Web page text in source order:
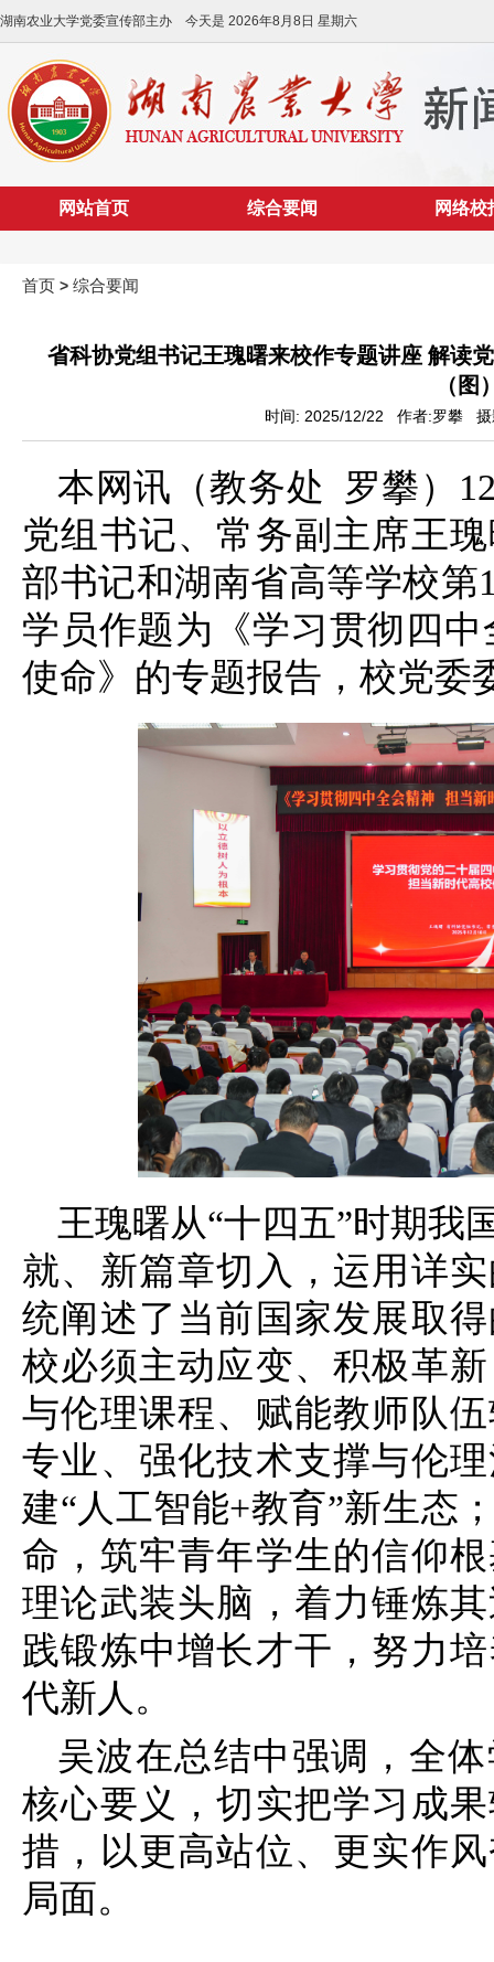
湖南农业大学党委宣传部主办 今天是 2026年8月8日 星期六
网站首页 综合要闻 网络校
首页 > 综合要闻
省科协党组书记王瑰曙来校作专题讲座 解读
（图
时间: 2025/12/22 作者:罗攀
本网讯（教务处 罗攀）
党组书记、常务副主席王
部书记和湖南省高等学校第
学员作题为《学习贯彻四
使命》的专题报告，校党委
王瑰曙从“十四五”时期我
就、新篇章切入，运用详
统阐述了当前国家发展取
校必须主动应变、积极革
与伦理课程、赋能教师队
专业、强化技术支撑与伦
建“人工智能+教育”新生态
命，筑牢青年学生的信仰
理论武装头脑，着力锤炼
践锻炼中增长才干，努力
代新人。
吴波在总结中强调，全
核心要义，切实把学习成
措，以更高站位、更实作
局面。